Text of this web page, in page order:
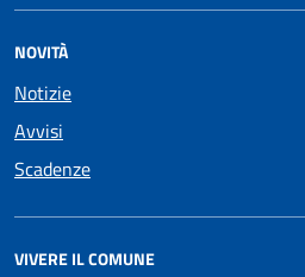
NOVITÀ
Notizie
Avvisi
Scadenze
VIVERE IL COMUNE